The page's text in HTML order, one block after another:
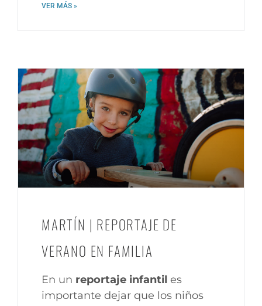
VER MÁS »
MARTÍN | REPORTAJE DE
VERANO EN FAMILIA
En un reportaje infantil es
importante dejar que los niños